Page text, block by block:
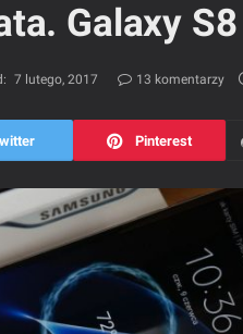
Galaxy
7 lutego, 2017 13 komentarzy
Pinterest